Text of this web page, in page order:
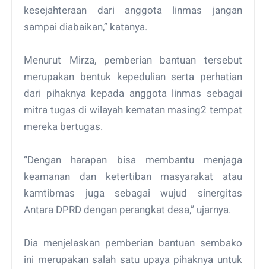
kesejahteraan dari anggota linmas jangan
sampai diabaikan,” katanya.
Menurut Mirza, pemberian bantuan tersebut
merupakan bentuk kepedulian serta perhatian
dari pihaknya kepada anggota linmas sebagai
mitra tugas di wilayah kematan masing2 tempat
mereka bertugas.
“Dengan harapan bisa membantu menjaga
keamanan dan ketertiban masyarakat atau
kamtibmas juga sebagai wujud sinergitas
Antara DPRD dengan perangkat desa,” ujarnya.
Dia menjelaskan pemberian bantuan sembako
ini merupakan salah satu upaya pihaknya untuk